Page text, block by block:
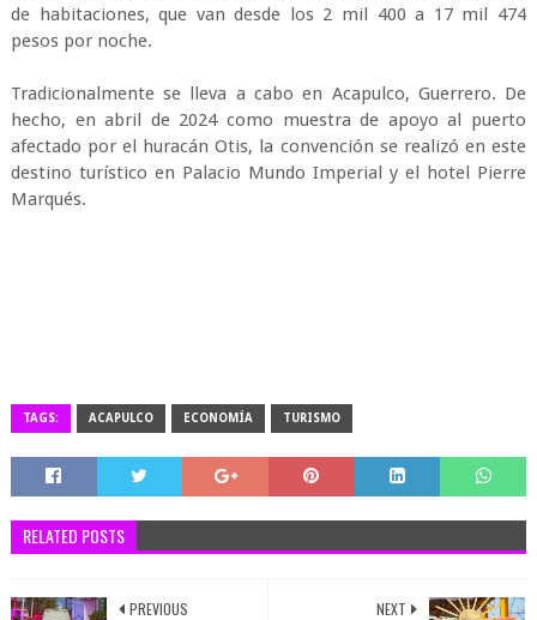
de habitaciones, que van desde los 2 mil 400 a 17 mil 474
pesos por noche.
Tradicionalmente se lleva a cabo en Acapulco, Guerrero. De
hecho, en abril de 2024 como muestra de apoyo al puerto
afectado por el huracán Otis, la convención se realizó en este
destino turístico en Palacio Mundo Imperial y el hotel Pierre
Marqués.
TAGS: ACAPULCO ECONOMÍA TURISMO
RELATED POSTS
NEXT
PREVIOUS